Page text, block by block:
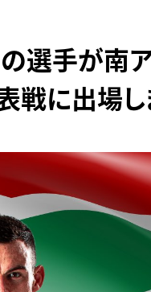
選手が南
戦に出場し